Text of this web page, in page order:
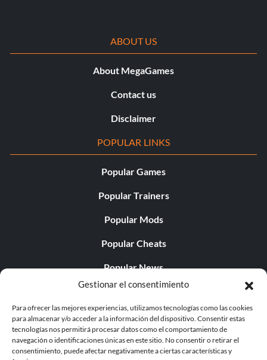
Gestionar el consentimiento
Para ofrecer las mejores experiencias, utilizamos tecnologías como las cookies
para almacenar y/o acceder a la información del dispositivo. Consentir estas
tecnologías nos permitirá procesar datos como el comportamiento de
navegación o identificaciones únicas en este sitio. No consentir o retirar el
consentimiento, puede afectar negativamente a ciertas características y
ABOUT US
About MegaGames
Contact us
Disclaimer
POPULAR LINKS
Popular Games
Popular Trainers
Popular Mods
Popular Cheats
Popular News
Popular Editorials
Popular Free Games
LATEST UPDATES